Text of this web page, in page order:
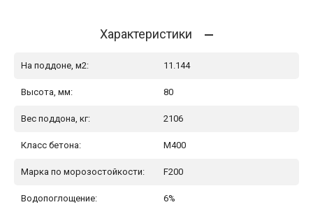
Характеристики
На поддоне, м2: 11.144
Высота, мм: 80
Вес поддона, кг: 2106
Класс бетона: М400
Марка по морозостойкости: F200
Водопоглощение: 6%